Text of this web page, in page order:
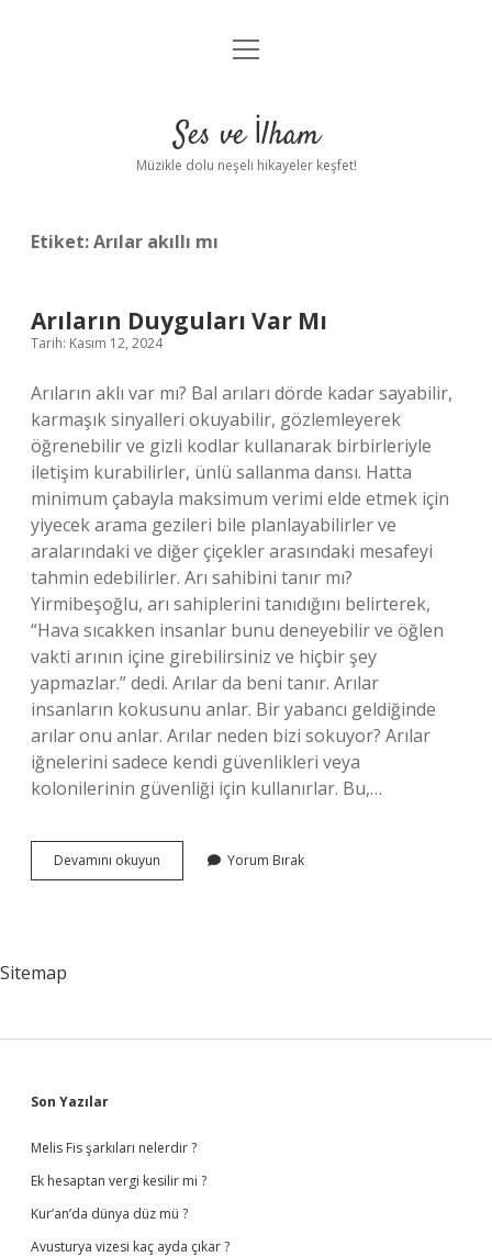
Anasayfa
Yasal Uyarı
menüyü
Ses ve İlham
Müzikle dolu neşeli hikayeler keşfet!
Etiket:Arılar akıllı mı
Arıların Duyguları Var Mı
Tarih: Kasım 12, 2024
Arıların aklı var mı? Bal arıları dörde kadar sayabilir,
karmaşık sinyalleri okuyabilir, gözlemleyerek
öğrenebilir ve gizli kodlar kullanarak birbirleriyle
iletişim kurabilirler, ünlü sallanma dansı. Hatta
minimum çabayla maksimum verimi elde etmek için
yiyecek arama gezileri bile planlayabilirler ve
aralarındaki ve diğer çiçekler arasındaki mesafeyi
tahmin edebilirler. Arı sahibini tanır mı?
Yirmibeşoğlu, arı sahiplerini tanıdığını belirterek,
“Hava sıcakken insanlar bunu deneyebilir ve öğlen
vakti arının içine girebilirsiniz ve hiçbir şey
yapmazlar.” dedi. Arılar da beni tanır. Arılar
insanların kokusunu anlar. Bir yabancı geldiğinde
arılar onu anlar. Arılar neden bizi sokuyor? Arılar
iğnelerini sadece kendi güvenlikleri veya
kolonilerinin güvenliği için kullanırlar. Bu,…
Devamını okuyun
Duyguları
Yorum Bırak
Sitemap
Sidebar
Son Yazılar
Melis Fis şarkıları nelerdir ?
Ek hesaptan vergi kesilir mi ?
Kur’an’da dünya düz mü ?
Avusturya vizesi kaç ayda çıkar ?